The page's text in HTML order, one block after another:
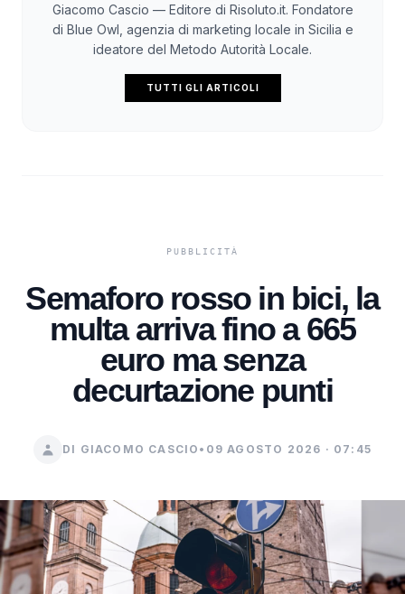
Giacomo Cascio — Editore di Risoluto.it. Fondatore
di Blue Owl, agenzia di marketing locale in Sicilia e
ideatore del Metodo Autorità Locale.
TUTTI GLI ARTICOLI
Semaforo rosso in bici, la
multa arriva fino a 665
euro ma senza
decurtazione punti
DI GIACOMO CASCIO • 09 AGOSTO 2026 · 07:45